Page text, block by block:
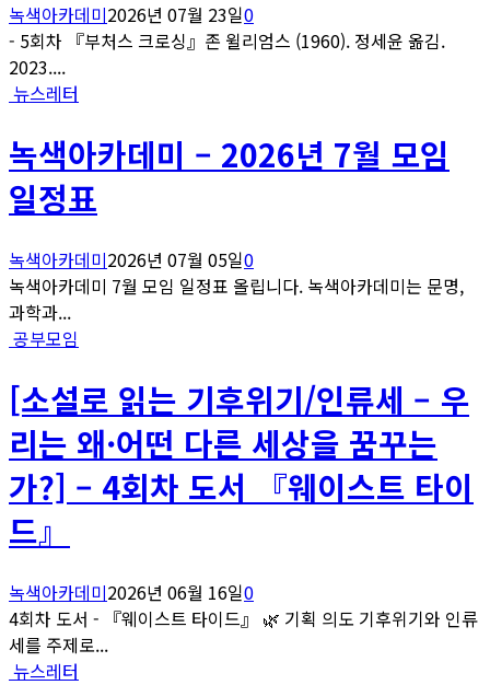
녹색아카데미2026년 07월 23일0
- 5회차 『부처스 크로싱』존 윌리엄스 (1960). 정세윤 옮김.
2023....
뉴스레터
녹색아카데미 – 2026년 7월 모임
일정표
녹색아카데미2026년 07월 05일0
녹색아카데미 7월 모임 일정표 올립니다. 녹색아카데미는 문명,
과학과...
공부모임
[소설로 읽는 기후위기/인류세 – 우
리는 왜·어떤 다른 세상을 꿈꾸는
가?] – 4회차 도서 『웨이스트 타이
드』
녹색아카데미2026년 06월 16일0
4회차 도서 - 『웨이스트 타이드』 🌿 기획 의도 기후위기와 인류
세를 주제로...
뉴스레터